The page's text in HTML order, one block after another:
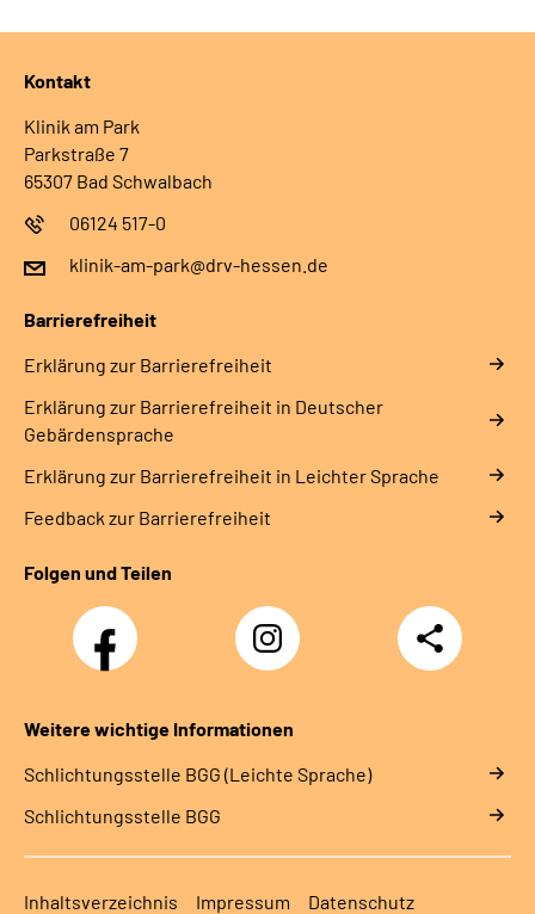
Kontakt
Klinik am Park
Parkstraße 7
65307 Bad Schwalbach
06124 517-0
klinik-am-park@drv-hessen.de
Barrierefreiheit
Erklärung zur Barrierefreiheit
Erklärung zur Barrierefreiheit in Deutscher
Gebärdensprache
Erklärung zur Barrierefreiheit in Leichter Sprache
Feedback zur Barrierefreiheit
Folgen und Teilen
Facebook Instagram
Teilen
Weitere wichtige Informationen
Schlich­tungs­stel­le BGG (Leichte Sprache)
Schlich­tungs­stel­le BGG
Inhaltsverzeichnis Impressum Datenschutz